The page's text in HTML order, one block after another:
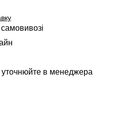
уточнюйте в менеджера